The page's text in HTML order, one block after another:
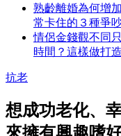
熟齡離婚為何增
常卡住的３種爭
情侶金錢觀不同
時間？這樣做打
抗老
想成功老化、